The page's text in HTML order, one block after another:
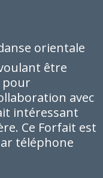
orientale
être
pour
avec
intéressant
Ce Forfait est
téléphone